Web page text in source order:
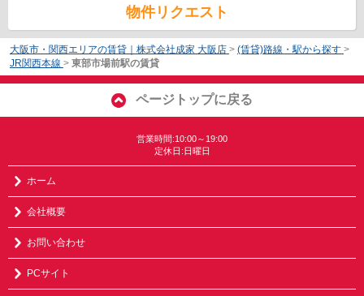
物件リクエスト
大阪市・関西エリアの賃貸｜株式会社成家 大阪店 > (賃貸)路線・駅から探す >
JR関西本線 > 東部市場前駅の賃貸
ページトップに戻る
営業時間:10:00～19:00
定休日:日曜日
ホーム
会社概要
お問い合わせ
PCサイト